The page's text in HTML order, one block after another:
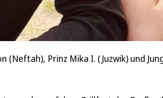
(Neftah), Prinz Mika I. (Juzwik) und